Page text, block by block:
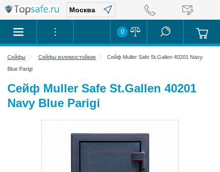
0
Сейфы Сейфы взломостойкие
Сейф Muller Safe St.Gallen 40201 Navy
Blue Parigi
Сейф Muller Safe St.Gallen 40201
Navy Blue Parigi